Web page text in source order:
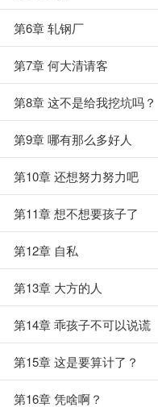
第6章 轧钢厂
第7章 何大清请客
第8章 这不是给我挖坑吗？
第9章 哪有那么多好人
第10章 还想努力努力吧
第11章 想不想要孩子了
第12章 自私
第13章 大方的人
第14章 乖孩子不可以说谎
第15章 这是要算计了？
第16章 凭啥啊？